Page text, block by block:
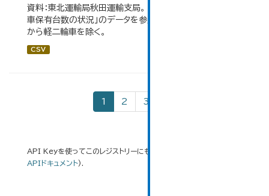
資料：東北運輸局秋田運輸支局。 大仙市の統計「8-3 自動
車保有台数の状況」のデータを参照しています。 令和2年
から軽二輪車を除く。
CSV
1 2 3
API Keyを使ってこのレジストリーにもアクセス可能です
APIドキュメント).